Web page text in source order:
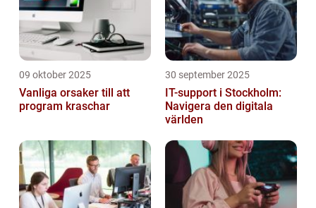
09 oktober 2025
Vanliga orsaker till att
program kraschar
30 september 2025
IT-support i Stockholm:
Navigera den digitala
världen